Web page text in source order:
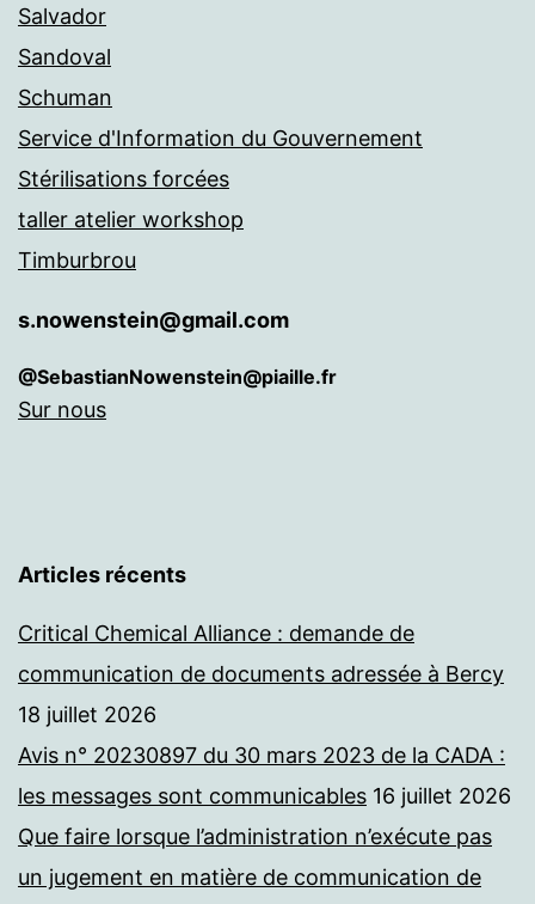
Salvador
Sandoval
Schuman
Service d'Information du Gouvernement
Stérilisations forcées
taller atelier workshop
Timburbrou
s.nowenstein@gmail.com
@SebastianNowenstein@piaille.fr
Sur nous
Articles récents
Critical Chemical Alliance : demande de
communication de documents adressée à Bercy
18 juillet 2026
Avis n° 20230897 du 30 mars 2023 de la CADA :
les messages sont communicables 16 juillet 2026
Que faire lorsque l’administration n’exécute pas
un jugement en matière de communication de